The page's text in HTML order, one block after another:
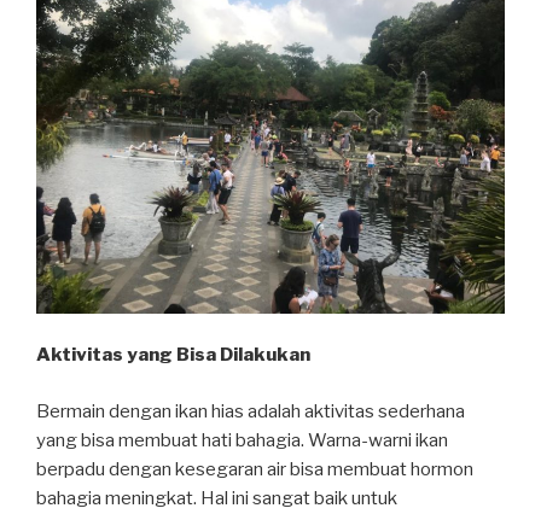
Aktivitas yang Bisa Dilakukan
Bermain dengan ikan hias adalah aktivitas sederhana
yang bisa membuat hati bahagia. Warna-warni ikan
berpadu dengan kesegaran air bisa membuat hormon
bahagia meningkat. Hal ini sangat baik untuk